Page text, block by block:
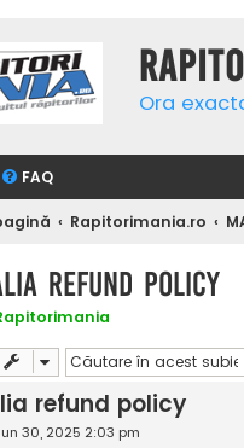
Ora
FAQ
Rapitorimania.ro
refund policy
refund policy
30, 2025 2:03 pm